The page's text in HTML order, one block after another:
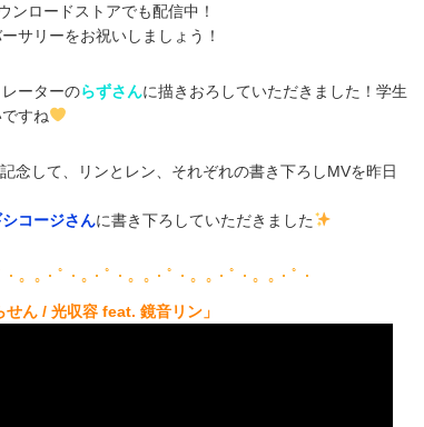
ンロードストアでも配信中！
サリーをお祝いしましょう！
ーターのらずさんに描きおろしていただきました！学生
すね
念して、リンとレン、それぞれの書き下ろしMVを昨日
コージさんに書き下ろしていただきました
。｡・ﾟ・｡・ﾟ・。｡・ﾟ・。｡・ﾟ・。｡・ﾟ・
せん / 光収容 feat. 鏡音リン」